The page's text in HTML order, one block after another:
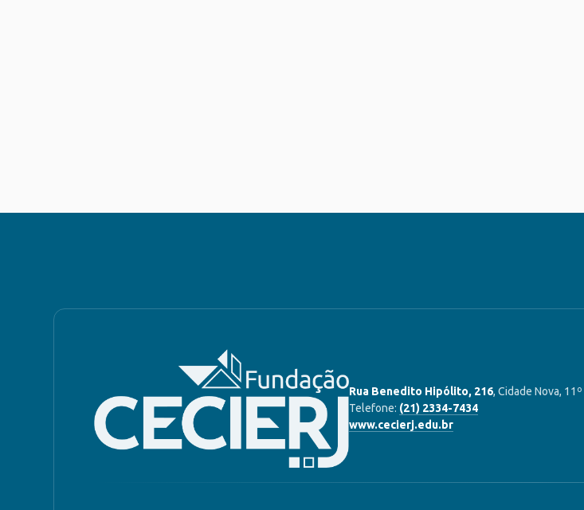
Rua Benedito Hipólito, 216, Cidade Nova,
Telefone: (21) 2334-7434
www.cecierj.edu.br